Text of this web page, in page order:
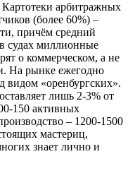
арбитражных
(более 60%) –
причём средний
судах миллионные
о коммерческом, а не
На рынке ежегодно
видом «оренбургских».
лишь 2-3% от
150 активных
– 1200-1500
мастериц,
знает лично и